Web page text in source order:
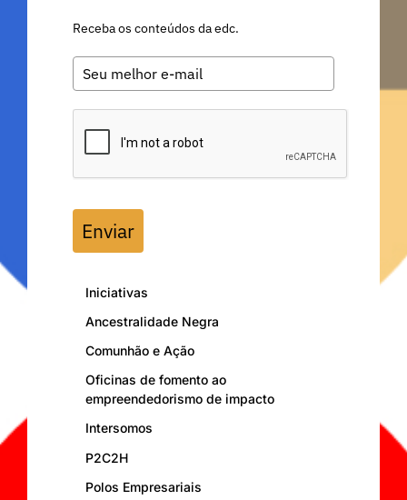
Receba os conteúdos da edc.
Enviar
Iniciativas
Ancestralidade Negra
Comunhão e Ação
Oficinas de fomento ao
empreendedorismo de impacto
Intersomos
P2C2H
Polos Empresariais